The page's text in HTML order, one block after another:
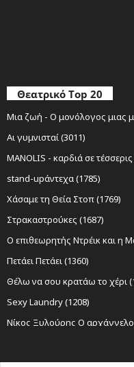
Θεατρικό Top 20
Μια ζωή - Ο μονόλογος μιας
Αι γυμνισταί (3011)
MANOLIS - καρδιά σε
stand-upάντεχα (1785)
Χάσαμε τη Θεία Στοπ (1769)
Στρακαστρούκες (1687)
Ο επιθεωρητής Ντρέικ και η
Πετάει Πετάει (1360)
Θέλω να σου κρατάω το χέρι
Sexy Laundry (1208)
Νίκος Ξυλούρης Ο
Όχι Άλλο Κάρβουνο (1069)